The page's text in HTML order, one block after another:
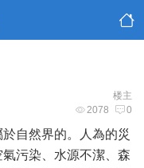
楼主
2078 0
自然界的。人為的災
污染、水源不潔、森